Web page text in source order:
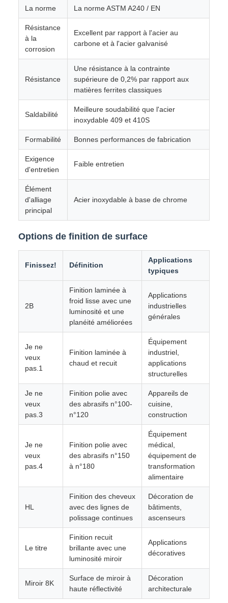
La norme La norme ASTM A240 / EN
Résistance
à la
corrosion
Excellent par rapport à l'acier au
carbone et à l'acier galvanisé
Résistance
Une résistance à la contrainte
supérieure de 0,2% par rapport aux
matières ferrites classiques
Saldabilité
Meilleure soudabilité que l'acier
inoxydable 409 et 410S
Formabilité Bonnes performances de fabrication
Exigence
d'entretien
Faible entretien
Élément
d'alliage
principal
Acier inoxydable à base de chrome
Options de finition de surface
Finissez! Définition
Applications
typiques
2B
Finition laminée à
froid lisse avec une
luminosité et une
planéité améliorées
Applications
industrielles
générales
Je ne
veux
pas.1
Finition laminée à
chaud et recuit
Équipement
industriel,
applications
structurelles
Je ne
veux
pas.3
Finition polie avec
des abrasifs n°100-
n°120
Appareils de
cuisine,
construction
Je ne
veux
pas.4
Finition polie avec
des abrasifs n°150
à n°180
Équipement
médical,
équipement de
transformation
alimentaire
HL
Finition des cheveux
avec des lignes de
polissage continues
Décoration de
bâtiments,
ascenseurs
Le titre
Finition recuit
brillante avec une
luminosité miroir
Applications
décoratives
Miroir 8K
Surface de miroir à
haute réflectivité
Décoration
architecturale